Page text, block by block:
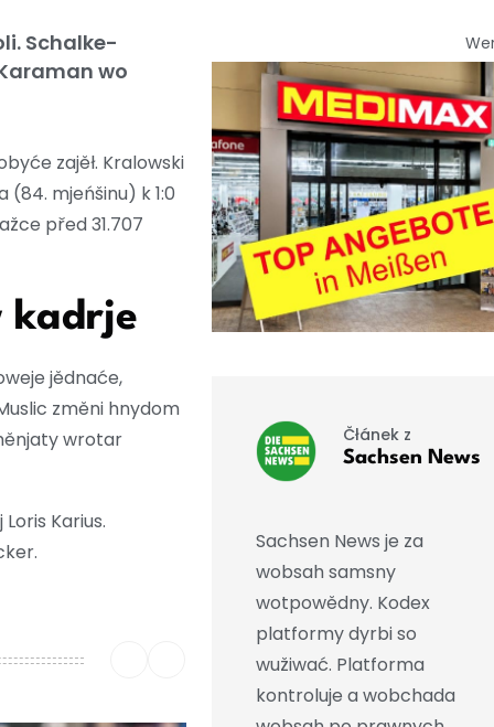
Schalke-
wo
zajěł. Kralowski
mjeńšinu) k 1:0
před 31.707
kadrje
jědnaće,
změni hnydom
wrotar
Karius.
Čłánek z
Sachsen News
Sachsen News je za
wobsah samsny
wotpowědny. Kodex
platformy dyrbi so
wužiwać. Platforma
kontroluje a wobchada